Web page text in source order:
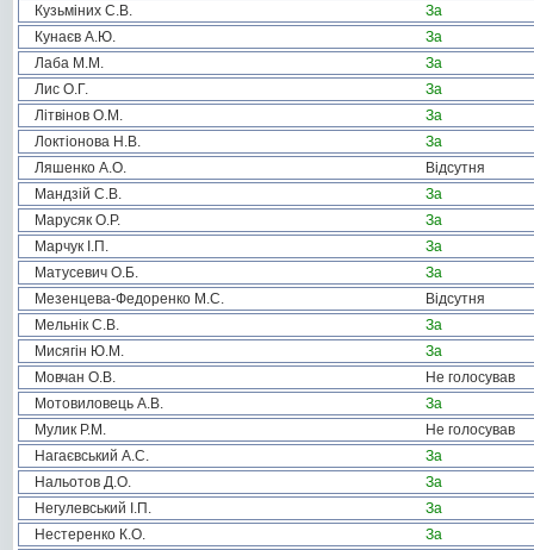
Кузьміних С.В.
За
Кунаєв А.Ю.
За
Лаба М.М.
За
Лис О.Г.
За
Літвінов О.М.
За
Локтіонова Н.В.
За
Ляшенко А.О.
Відсутня
Мандзій С.В.
За
Марусяк О.Р.
За
Марчук І.П.
За
Матусевич О.Б.
За
Мезенцева-Федоренко М.С.
Відсутня
Мельнік С.В.
За
Мисягін Ю.М.
За
Мовчан О.В.
Не голосував
Мотовиловець А.В.
За
Мулик Р.М.
Не голосував
Нагаєвський А.С.
За
Нальотов Д.О.
За
Негулевський І.П.
За
Нестеренко К.О.
За